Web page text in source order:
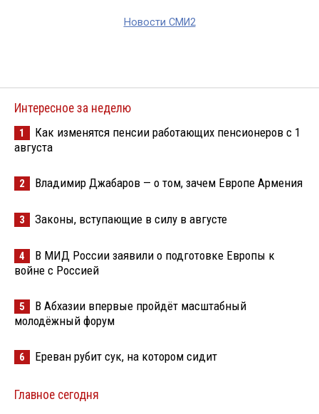
Новости СМИ2
Интересное за неделю
1
Как изменятся пенсии работающих пенсионеров с 1
августа
2 Владимир Джабаров — о том, зачем Европе Армения
3 Законы, вступающие в силу в августе
4
В МИД России заявили о подготовке Европы к
войне с Россией
5
В Абхазии впервые пройдёт масштабный
молодёжный форум
6 Ереван рубит сук, на котором сидит
Главное сегодня